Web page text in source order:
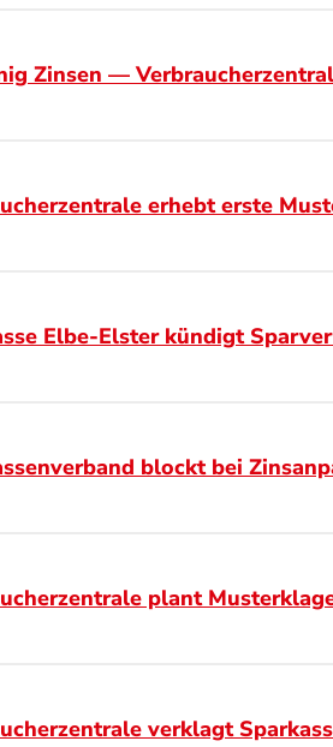
Zinsen —
erhebt erste
Elbe-Elster kündigt
blockt bei
plant
verklagt